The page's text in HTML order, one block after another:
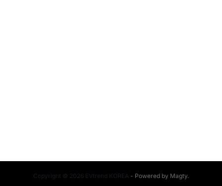
Copyright © 2026 EVtrend KOREA - Powered by Magty.